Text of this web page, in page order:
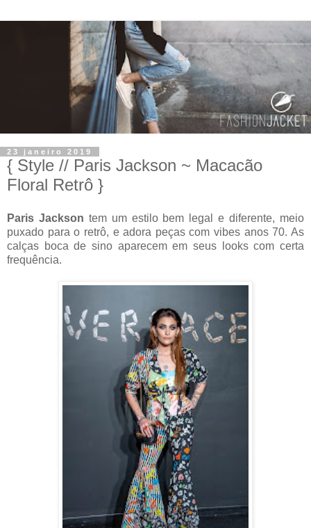
23 janeiro 2019
{ Style // Paris Jackson ~ Macacão
Floral Retrô }
Paris Jackson tem um estilo bem legal e diferente, meio
puxado para o retrô, e adora peças com vibes anos 70. As
calças boca de sino aparecem em seus looks com certa
frequência.